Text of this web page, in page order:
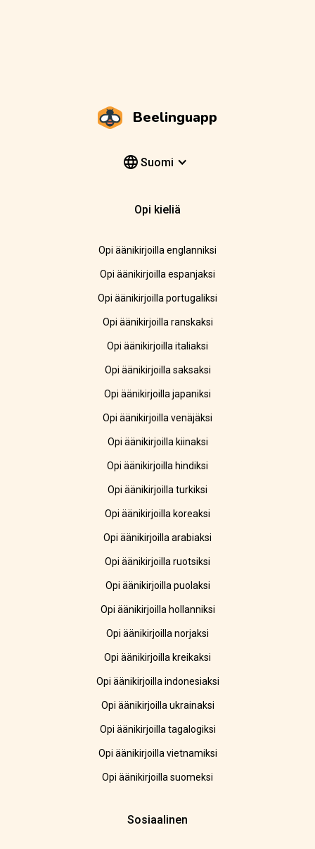
Beelinguapp
Suomi
Opi kieliä
Opi äänikirjoilla englanniksi
Opi äänikirjoilla espanjaksi
Opi äänikirjoilla portugaliksi
Opi äänikirjoilla ranskaksi
Opi äänikirjoilla italiaksi
Opi äänikirjoilla saksaksi
Opi äänikirjoilla japaniksi
Opi äänikirjoilla venäjäksi
Opi äänikirjoilla kiinaksi
Opi äänikirjoilla hindiksi
Opi äänikirjoilla turkiksi
Opi äänikirjoilla koreaksi
Opi äänikirjoilla arabiaksi
Opi äänikirjoilla ruotsiksi
Opi äänikirjoilla puolaksi
Opi äänikirjoilla hollanniksi
Opi äänikirjoilla norjaksi
Opi äänikirjoilla kreikaksi
Opi äänikirjoilla indonesiaksi
Opi äänikirjoilla ukrainaksi
Opi äänikirjoilla tagalogiksi
Opi äänikirjoilla vietnamiksi
Opi äänikirjoilla suomeksi
Sosiaalinen